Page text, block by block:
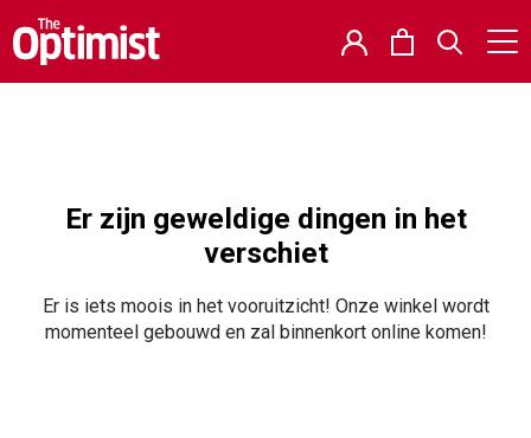
Er zijn geweldige dingen in het
verschiet
Er is iets moois in het vooruitzicht! Onze winkel wordt
momenteel gebouwd en zal binnenkort online komen!